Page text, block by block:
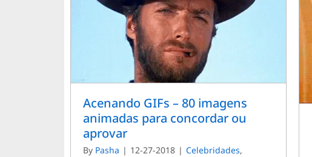
Acenando GIFs – 80 imagens
animadas para concordar ou
aprovar
By Pasha | 12-27-2018 | Celebridades,